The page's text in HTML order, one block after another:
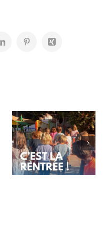
LinkedInPinterestXing
Message
de rentrée